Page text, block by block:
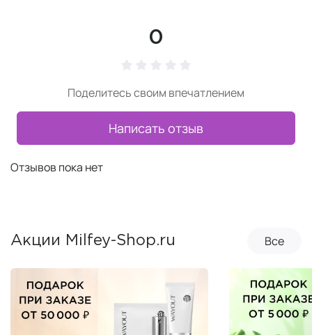
0
Поделитесь своим впечатлением
Написать отзыв
Отзывов пока нет
Акции Milfey-Shop.ru Все